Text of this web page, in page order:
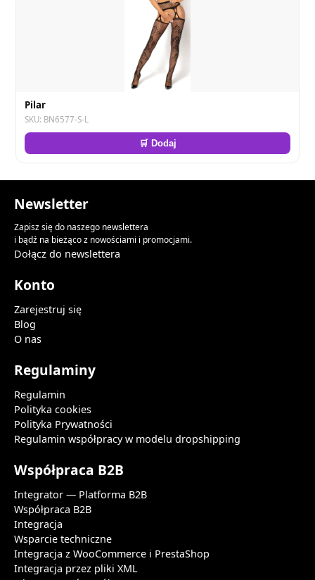
Pilar
SKU: BN6577-S-L
🛒 Dodaj
Newsletter
Zapisz się do naszego newslettera
i bądź na bieżąco z nowościami i promocjami.
Dołącz do newslettera
Konto
Zarejestruj się
Blog
O nas
Regulaminy
Regulamin
Polityka cookies
Polityka Prywatności
Regulamin współpracy w modelu dropshipping
Współpraca B2B
Integrator — Platforma B2B
Współpraca B2B
Integracja
Wsparcie techniczne
Integracja z WooCommerce i PrestaShop
Integracja przez pliki XML